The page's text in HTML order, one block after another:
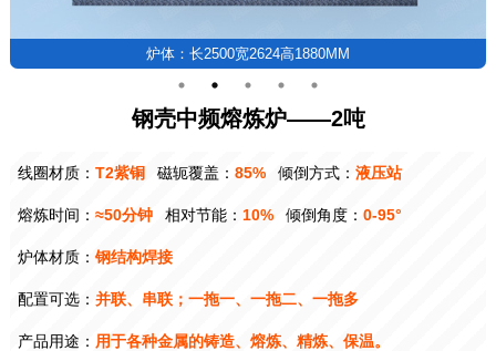
炉体：长2500宽2624高1880MM
钢壳中频熔炼炉——2吨
线圈材质： T2紫铜 磁轭覆盖： 85% 倾倒方式： 液压站
熔炼时间： ≈50分钟 相对节能： 10% 倾倒角度： 0-95°
炉体材质： 钢结构焊接
配置可选： 并联、串联；一拖一、一拖二、一拖多
产品用途： 用于各种金属的铸造、熔炼、精炼、保温。